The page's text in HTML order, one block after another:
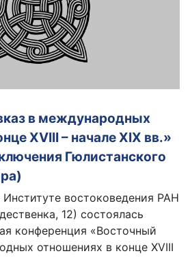
в международных
XVIII – начале XIX вв.»
Гюлистанского
востоковедения РАН
12) состоялась
конференция «Восточный
отношениях в конце XVIII